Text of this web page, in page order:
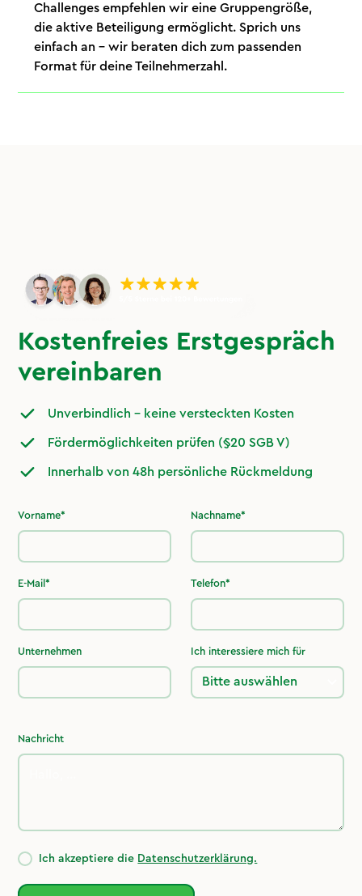
Challenges empfehlen wir eine Gruppengröße,
die aktive Beteiligung ermöglicht. Sprich uns
einfach an – wir beraten dich zum passenden
Format für deine Teilnehmerzahl.
Kostenfreies Erstgespräch
vereinbaren
Unverbindlich – keine versteckten Kosten
Fördermöglichkeiten prüfen (§20 SGB V)
Innerhalb von 48h persönliche Rückmeldung
Vorname* Nachname*
E-Mail* Telefon*
Unternehmen Ich interessiere mich für
Nachricht
Ich akzeptiere die Datenschutzerklärung.